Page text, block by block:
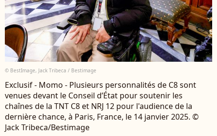
© BestImage, Jack Tribeca / Bestimage
Exclusif - Momo - Plusieurs personnalités de C8 sont
venues devant le Conseil d’État pour soutenir les
chaînes de la TNT C8 et NRJ 12 pour l'audience de la
dernière chance, à Paris, France, le 14 janvier 2025. ©
Jack Tribeca/Bestimage